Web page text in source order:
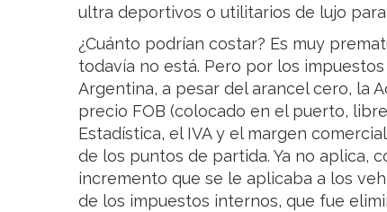
ultra deportivos o utilitarios de lujo
¿Cuánto podrían costar? Es muy
todavía no está. Pero por los
Argentina, a pesar del arancel cero, la
precio FOB (colocado en el puerto,
Estadística, el IVA y el margen
de los puntos de partida. Ya no aplica,
incremento que se le aplicaba a los
de los impuestos internos, que fue